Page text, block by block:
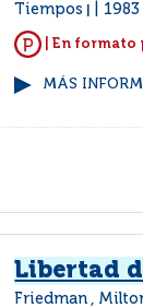
Tiempos
1983
| En formato
MÁS
Libertad
Friedman ,